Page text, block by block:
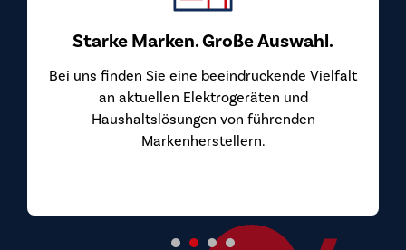
überzeugen. Wir beziehen unsere Geräte direkt
Sie weiter.